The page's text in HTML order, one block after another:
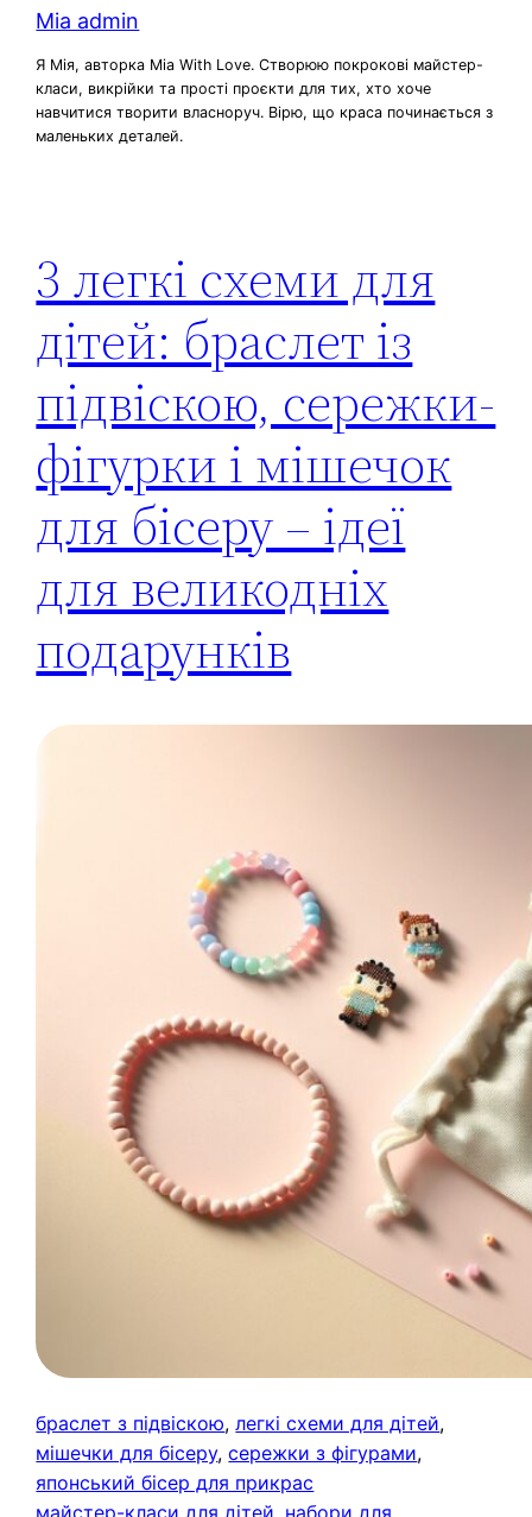
Mia admin
Я Мія, авторка Mia With Love. Створюю покрокові майстер-
класи, викрійки та прості проєкти для тих, хто хоче
навчитися творити власноруч. Вірю, що краса починається з
маленьких деталей.
3 легкі схеми для
дітей: браслет із
підвіскою, сережки-
фігурки і мішечок
для бісеру – ідеї
для великодніх
подарунків
браслет з підвіскою, легкі схеми для дітей
мішечки для бісеру, сережки з фігурами
японський бісер для прикрас
майстер-класи для дітей набори для